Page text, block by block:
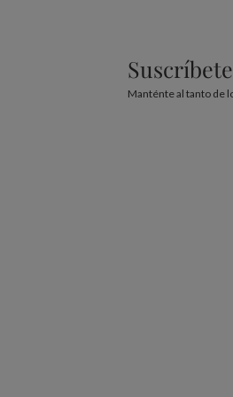
Manténte al tanto de